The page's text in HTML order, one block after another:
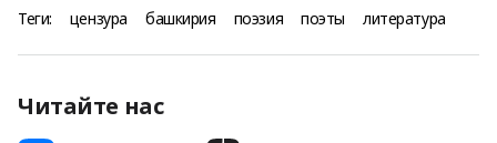
Теги: цензура башкирия поэзия поэты литература
Читайте нас